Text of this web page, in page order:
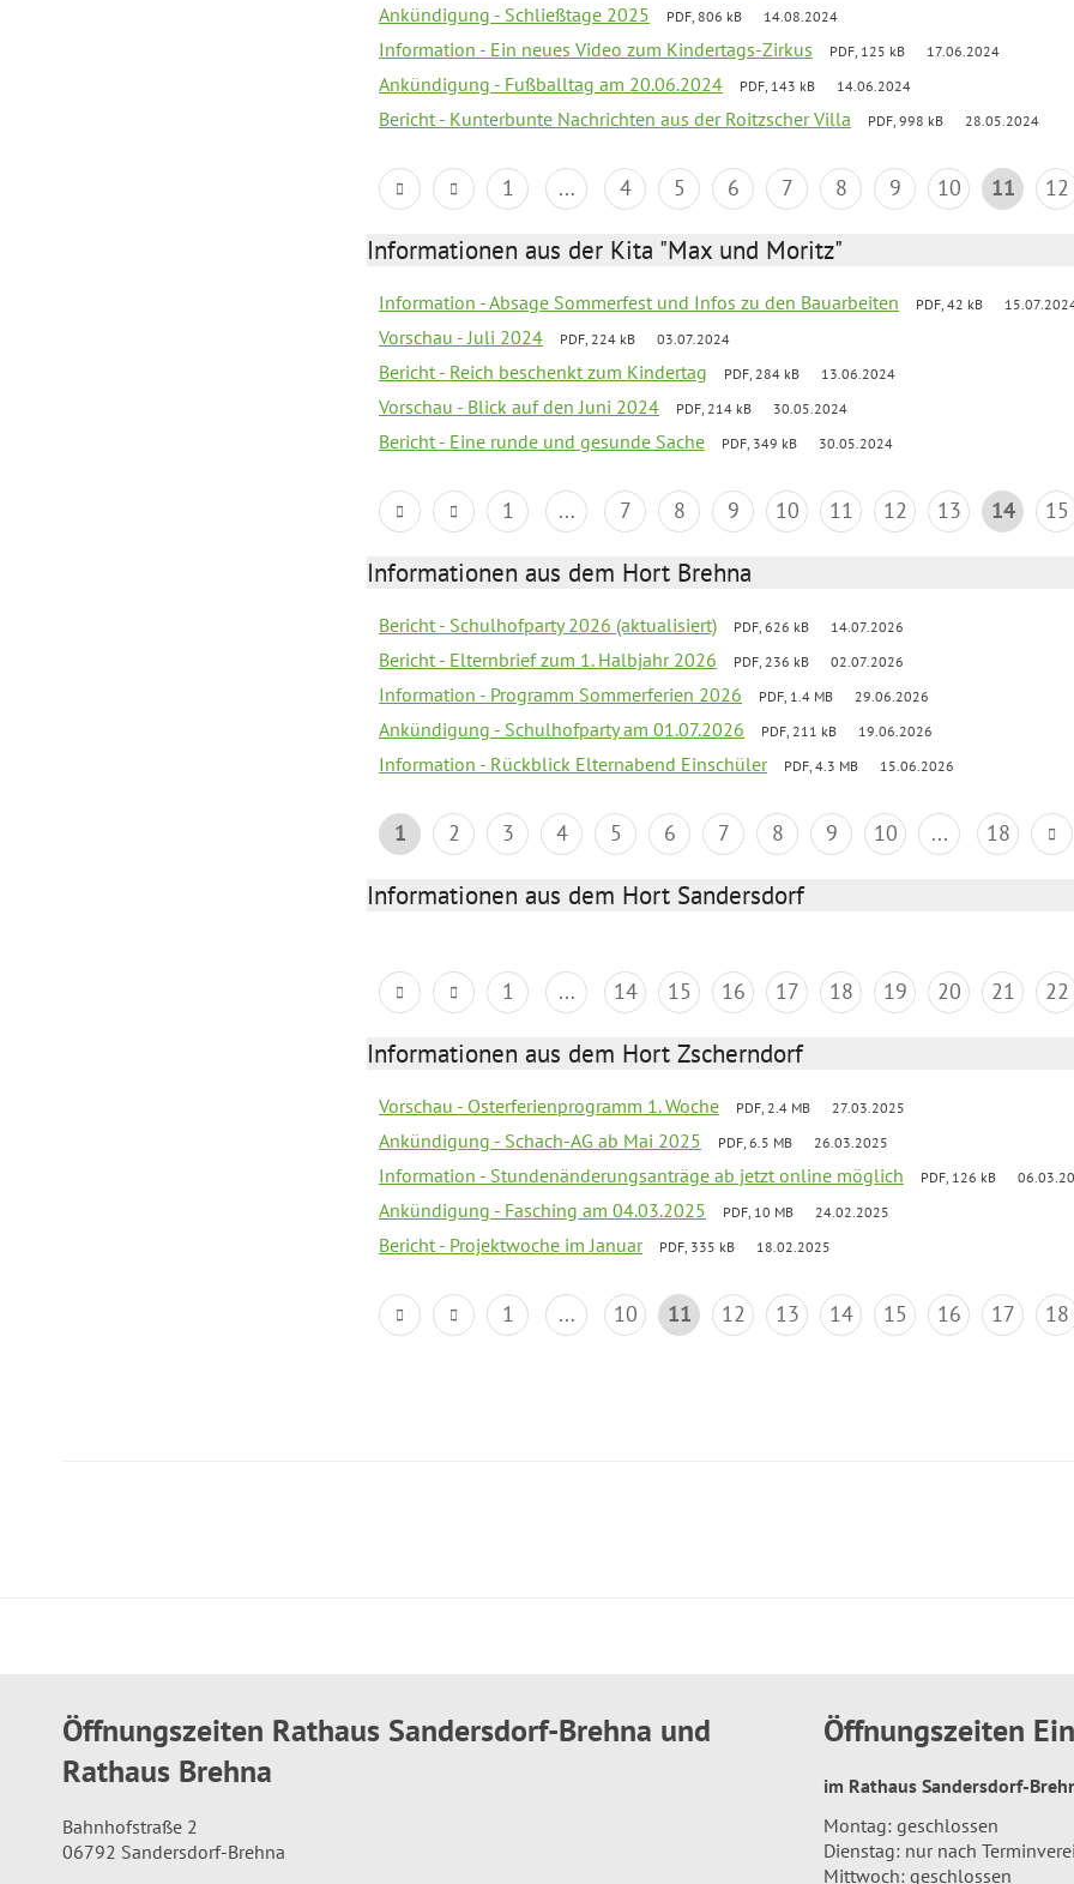
Ankündigung - Schließtage 2025 PDF, 806 kB 14.08.2024
Information - Ein neues Video zum Kindertags-Zirkus PDF, 125 kB 17.06.2024
Ankündigung - Fußballtag am 20.06.2024 PDF, 143 kB 14.06.2024
Bericht - Kunterbunte Nachrichten aus der Roitzscher Villa PDF, 998 kB 28.05.2024
1 ... 4 5 6 7 8 9 10 11 12
Informationen aus der Kita "Max und Moritz"
Information - Absage Sommerfest und Infos zu den Bauarbeiten PDF, 42 kB
Vorschau - Juli 2024 PDF, 224 kB 03.07.2024
Bericht - Reich beschenkt zum Kindertag PDF, 284 kB 13.06.2024
Vorschau - Blick auf den Juni 2024 PDF, 214 kB 30.05.2024
Bericht - Eine runde und gesunde Sache PDF, 349 kB 30.05.2024
1 ... 7 8 9 10 11 12 13 14 15
Informationen aus dem Hort Brehna
Bericht - Schulhofparty 2026 (aktualisiert) PDF, 626 kB 14.07.2026
Bericht - Elternbrief zum 1. Halbjahr 2026 PDF, 236 kB 02.07.2026
Information - Programm Sommerferien 2026 PDF, 1.4 MB 29.06.2026
Ankündigung - Schulhofparty am 01.07.2026 PDF, 211 kB 19.06.2026
Information - Rückblick Elternabend Einschüler PDF, 4.3 MB 15.06.2026
1 2 3 4 5 6 7 8 9 10 ... 18
Informationen aus dem Hort Sandersdorf
1 ... 14 15 16 17 18 19 20 21 22
Informationen aus dem Hort Zscherndorf
Vorschau - Osterferienprogramm 1. Woche PDF, 2.4 MB 27.03.2025
Ankündigung - Schach-AG ab Mai 2025 PDF, 6.5 MB 26.03.2025
Information - Stundenänderungsanträge ab jetzt online möglich PDF, 126 kB
Ankündigung - Fasching am 04.03.2025 PDF, 10 MB 24.02.2025
Bericht - Projektwoche im Januar PDF, 335 kB 18.02.2025
1 ... 10 11 12 13 14 15 16 17 18
Öffnungszeiten Rathaus Sandersdorf-Brehna und
Rathaus Brehna
Bahnhofstraße 2
06792 Sandersdorf-Brehna
Öffnungszeiten
im Rathaus Sandersdorf-
Montag: geschlossen
Dienstag: nur nach
Mittwoch: geschlossen